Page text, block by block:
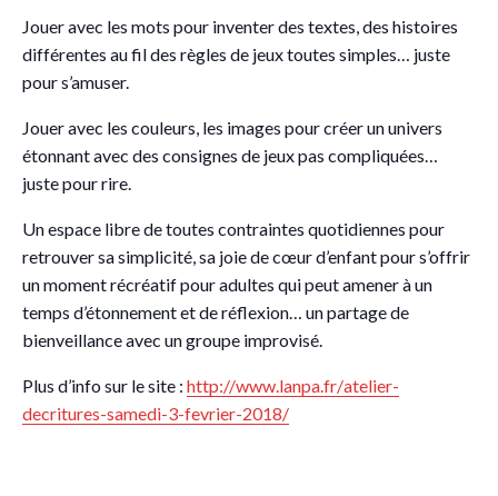
Jouer avec les mots pour inventer des textes, des histoires
différentes au fil des règles de jeux toutes simples… juste
pour s’amuser.
Jouer avec les couleurs, les images pour créer un univers
étonnant avec des consignes de jeux pas compliquées…
juste pour rire.
Un espace libre de toutes contraintes quotidiennes pour
retrouver sa simplicité, sa joie de cœur d’enfant pour s’offrir
un moment récréatif pour adultes qui peut amener à un
temps d’étonnement et de réflexion… un partage de
bienveillance avec un groupe improvisé.
Plus d’info sur le site : http://www.lanpa.fr/atelier-
decritures-samedi-3-fevrier-2018/